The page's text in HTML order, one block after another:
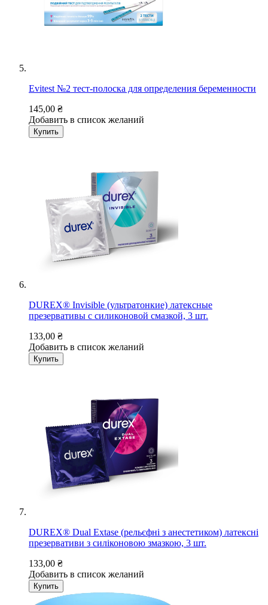
Evitest №2 тест-полоска для определения беременности
145,00 ₴
Добавить в список желаний
Купить
DUREX® Invisible (ультратонкие) латексные
презервативы с силиконовой смазкой, 3 шт.
133,00 ₴
Добавить в список желаний
Купить
DUREX® Dual Extase (рельєфні з анестетиком) латексні
презервативи з силіконовою змазкою, 3 шт.
133,00 ₴
Добавить в список желаний
Купить